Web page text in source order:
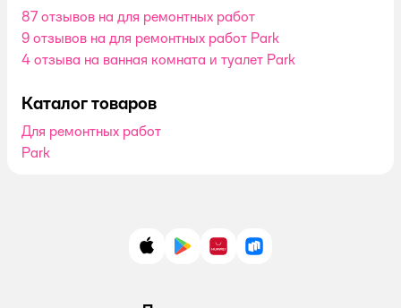
87 отзывов на для ремонтных работ
9 отзывов на для ремонтных работ Park
4 отзыва на ванная комната и туалет Park
Каталог товаров
Для ремонтных работ
Park
App StoreGoogle Play
AppGallery
RuStore